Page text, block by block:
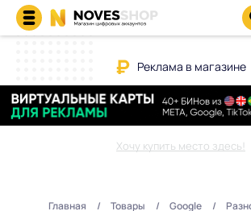
Реклама в магазине
Хочу купить место здесь!
Главная Товары Google